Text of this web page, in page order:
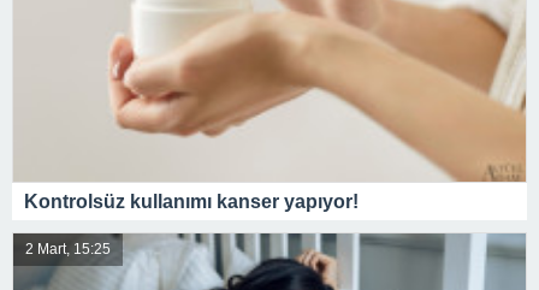
Kontrolsüz kullanımı kanser yapıyor!
2 Mart, 15:25